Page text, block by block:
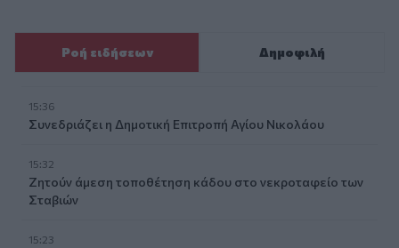
Ροή ειδήσεων Δημοφιλή
15:36
Συνεδριάζει η Δημοτική Επιτροπή Αγίου Νικολάου
15:32
Ζητούν άμεση τοποθέτηση κάδου στο νεκροταφείο των
Σταβιών
15:23